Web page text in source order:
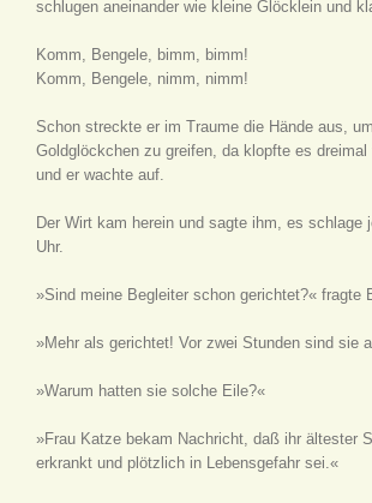
schlugen aneinander wie kleine Glöcklein und
Komm, Bengele, bimm, bimm!
Komm, Bengele, nimm, nimm!
Schon streckte er im Traume die Hände aus,
Goldglöckchen zu greifen, da klopfte es dreimal
und er wachte auf.
Der Wirt kam herein und sagte ihm, es schlage
Uhr.
»Sind meine Begleiter schon gerichtet?« fragte
»Mehr als gerichtet! Vor zwei Stunden sind sie
»Warum hatten sie solche Eile?«
»Frau Katze bekam Nachricht, daß ihr ältester
erkrankt und plötzlich in Lebensgefahr sei.«